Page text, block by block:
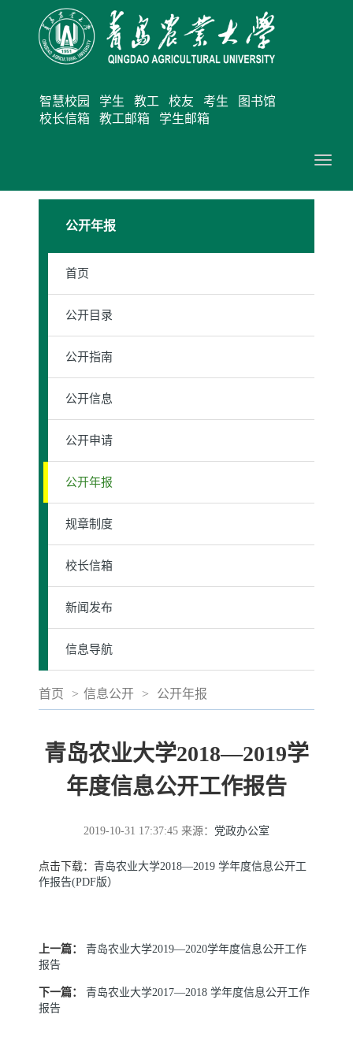
智慧校园 学生 教工 校友 考生
图书馆
校长信箱
教工邮箱 学生邮箱
切
换
公开年报
首页
公开目录
公开指南
公开信息
公开申请
公开年报
规章制度
校长信箱
新闻发布
信息导航
首页 > 信息公开 > 公开年报
青岛农业大学2018—2019学
年度信息公开工作报告
2019-10-31 17:37:45 来源： 党政办公室
点击下载： 青岛农业大学2018—2019 学年度信息公开工
作报告(PDF版）
上一篇：
青岛农业大学2019—2020学年度信息公开工作
报告
下一篇：
青岛农业大学2017—2018 学年度信息公开工作
报告